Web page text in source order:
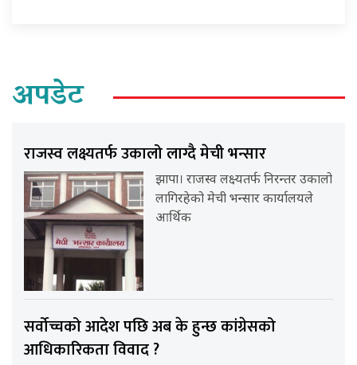
अपडेट
राजस्व लक्ष्यतर्फ उकालो लाग्दै मेची भन्सार
झापा। राजस्व लक्ष्यतर्फ निरन्तर उकालो
लागिरहेको मेची भन्सार कार्यालयले
आर्थिक
सर्वोच्चको आदेश पछि अब के हुन्छ कांग्रेसको
आधिकारिकता विवाद ?